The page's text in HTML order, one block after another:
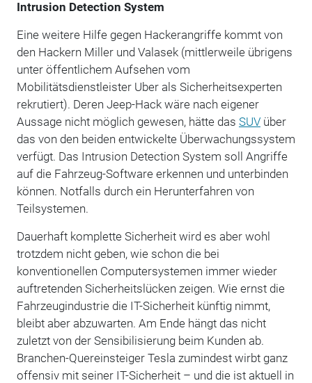
Intrusion Detection System
Eine weitere Hilfe gegen Hackerangriffe kommt von
den Hackern Miller und Valasek (mittlerweile übrigens
unter öffentlichem Aufsehen vom
Mobilitätsdienstleister Uber als Sicherheitsexperten
rekrutiert). Deren Jeep-Hack wäre nach eigener
Aussage nicht möglich gewesen, hätte das SUVüber
das von den beiden entwickelte Überwachungssystem
verfügt. Das Intrusion Detection System soll Angriffe
auf die Fahrzeug-Software erkennen und unterbinden
können. Notfalls durch ein Herunterfahren von
Teilsystemen.
Dauerhaft komplette Sicherheit wird es aber wohl
trotzdem nicht geben, wie schon die bei
konventionellen Computersystemen immer wieder
auftretenden Sicherheitslücken zeigen. Wie ernst die
Fahrzeugindustrie die IT-Sicherheit künftig nimmt,
bleibt aber abzuwarten. Am Ende hängt das nicht
zuletzt von der Sensibilisierung beim Kunden ab.
Branchen-Quereinsteiger Tesla zumindest wirbt ganz
offensiv mit seiner IT-Sicherheit – und die ist aktuell in